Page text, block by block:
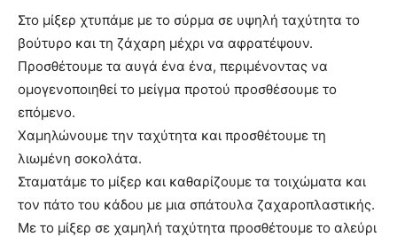
Στο μίξερ χτυπάμε με το σύρμα σε υψηλή ταχύτητα το
βούτυρο και τη ζάχαρη μέχρι να αφρατέψουν.
Προσθέτουμε τα αυγά ένα ένα, περιμένοντας να
ομογενοποιηθεί το μείγμα προτού προσθέσουμε το
επόμενο.
Χαμηλώνουμε την ταχύτητα και προσθέτουμε τη
λιωμένη σοκολάτα.
Σταματάμε το μίξερ και καθαρίζουμε τα τοιχώματα και
τον πάτο του κάδου με μια σπάτουλα ζαχαροπλαστικής.
Με το μίξερ σε χαμηλή ταχύτητα προσθέτουμε το αλεύρι